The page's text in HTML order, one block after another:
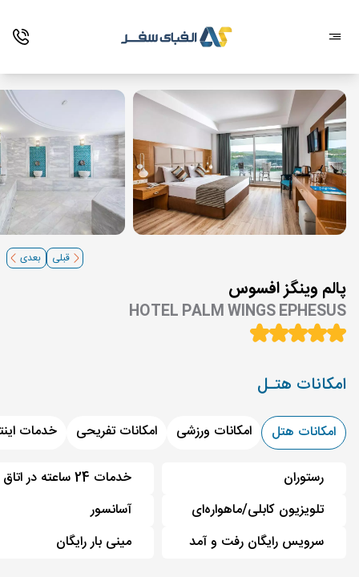
قبلی بعدی
پالم وینگز افسوس
HOTEL PALM WINGS EPHESUS
امکانات هتـل
امکانات هتل امکانات ورزشی امکانات تفریحی خدمات
رستوران
تلویزیون کابلی/ماهواره‌ای
سرویس رایگان رفت و آمد
خدمات 24 ساعته در اتاق
آسانسور
مینی بار رایگان